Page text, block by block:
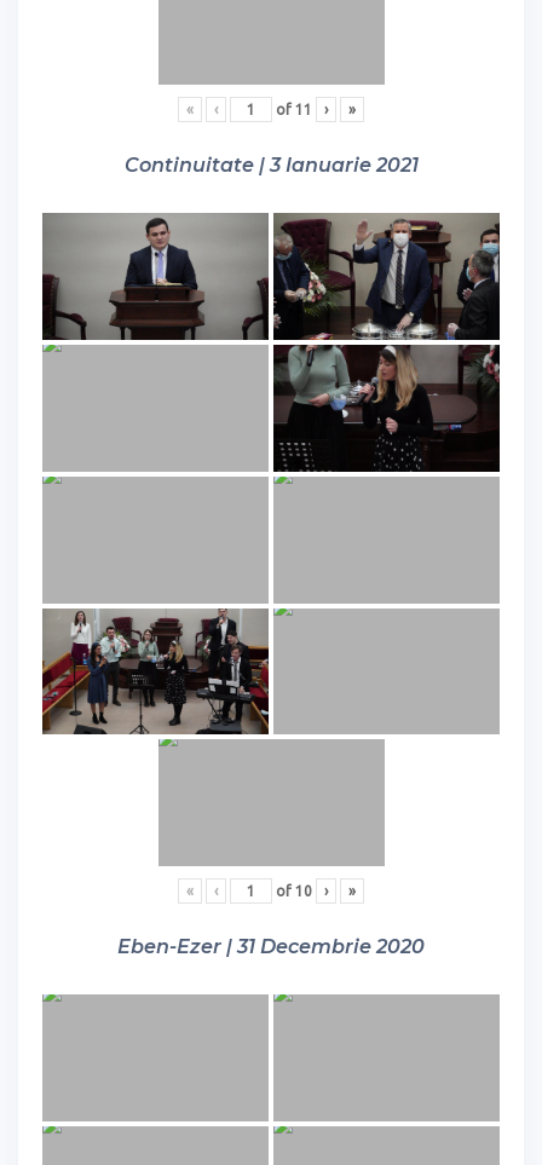
« ‹ of 11 › »
Continuitate | 3 Ianuarie 2021
« ‹ of 10 › »
Eben-Ezer | 31 Decembrie 2020